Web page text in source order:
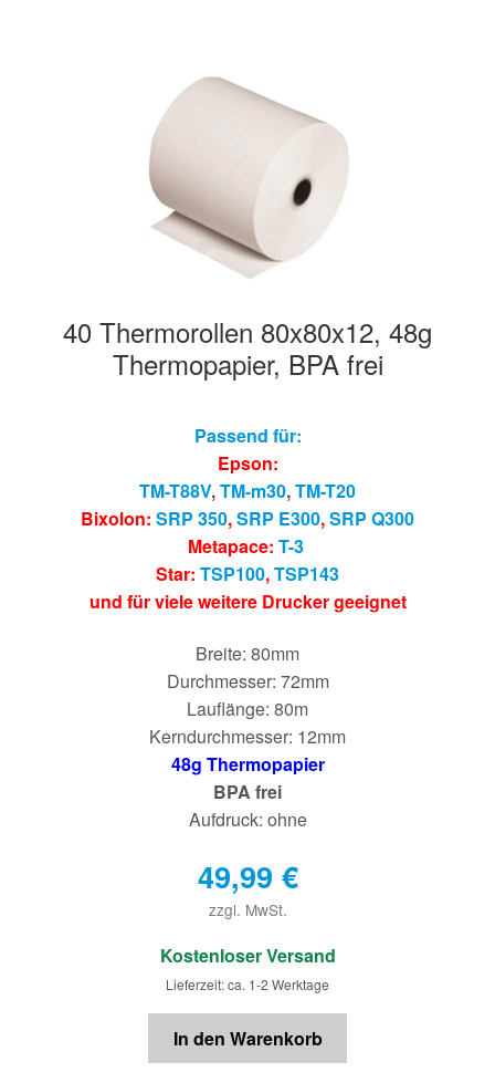
40 Thermorollen 80x80x12, 48g
Thermopapier, BPA frei
Passend für:
Epson:
TM-T88V,TM-m30,TM-T20
Bixolon: SRP 350,SRP E300,SRP Q300
Metapace: T-3
Star: TSP100,TSP143
und für viele weitere Drucker geeignet
Breite: 80mm
Durchmesser: 72mm
Lauflänge: 80m
Kerndurchmesser: 12mm
48g Thermopapier
BPA frei
Aufdruck: ohne
49,99 €
zzgl. MwSt.
€
Kostenloser Versand
Lieferzeit: ca. 1-2 Werktage
In den Warenkorb